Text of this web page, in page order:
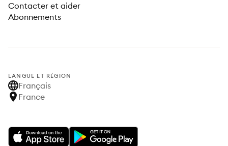
Contacter et aider
Abonnements
LANGUE ET RÉGION
Français
France